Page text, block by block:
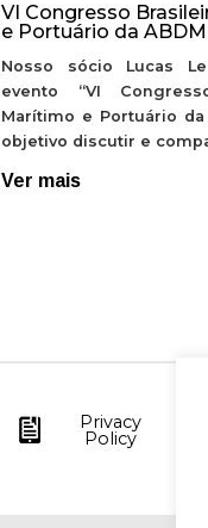
VI Congresso
e Portuário da ABDM
Nosso sócio Lucas
evento “VI
Marítimo e Portuário
objetivo discutir e
Ver mais
Privacy
Policy